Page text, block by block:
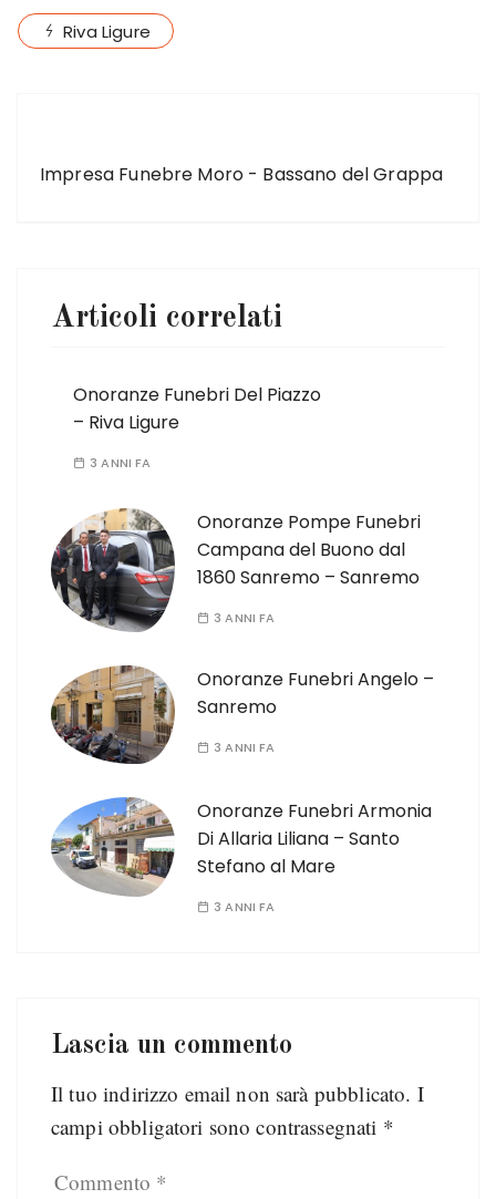
Riva Ligure
Impresa Funebre Moro - Bassano del Grappa
Articoli correlati
Onoranze Funebri Del Piazzo
– Riva Ligure
3 ANNI FA
Onoranze Pompe Funebri
Campana del Buono dal
1860 Sanremo – Sanremo
3 ANNI FA
Onoranze Funebri Angelo –
Sanremo
3 ANNI FA
Onoranze Funebri Armonia
Di Allaria Liliana – Santo
Stefano al Mare
3 ANNI FA
Lascia un commento
Il tuo indirizzo email non sarà pubblicato. I
campi obbligatori sono contrassegnati *
Commento *